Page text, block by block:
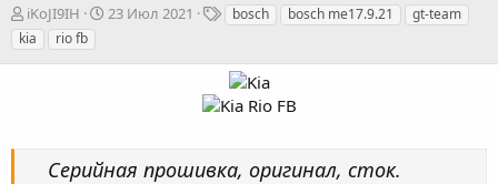
А
в
т
iKoJI9IH
Д
а
23 Июл 2021
Т
и
bosch bosch me17.9.21
gt-team
kia
rio fb
Серийная прошивка, оригинал, сток.